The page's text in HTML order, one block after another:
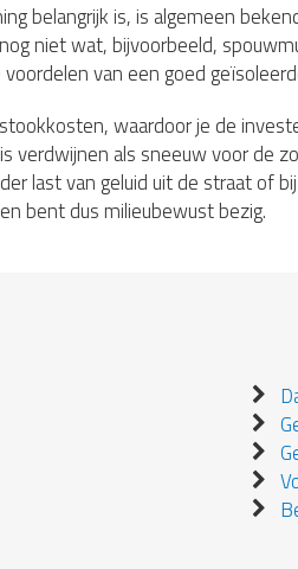
belangrijk is, is algemeen
niet wat, bijvoorbeeld,
van een goed
waardoor je de
verdwijnen als sneeuw voor de
last van geluid uit de straat of
bent dus milieubewust bezig.